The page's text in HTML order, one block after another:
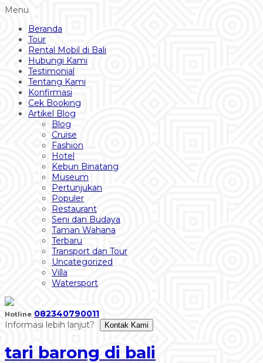
Menu
Beranda
Tour
Rental Mobil di Bali
Hubungi Kami
Testimonial
Tentang Kami
Konfirmasi
Cek Booking
Artikel Blog
Blog
Cruise
Fashion
Hotel
Kebun Binatang
Museum
Pertunjukan
Populer
Restaurant
Seni dan Budaya
Taman Wahana
Terbaru
Transport dan Tour
Uncategorized
Villa
Watersport
Hotline 082340790011
Informasi lebih lanjut?
Kontak Kami
tari barong di bali